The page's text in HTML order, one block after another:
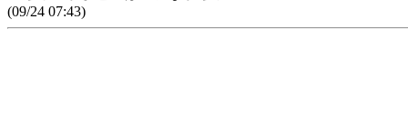
(09/24 07:43)